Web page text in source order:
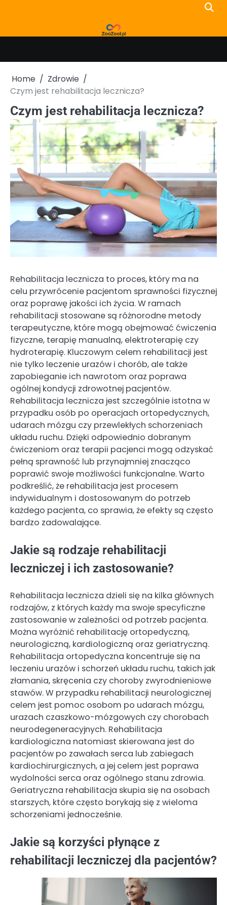
Home
Zdrowie
Czym jest rehabilitacja lecznicza?
Czym jest rehabilitacja lecznicza?
Rehabilitacja lecznicza to proces, który ma na
celu przywrócenie pacjentom sprawności fizycznej
oraz poprawę jakości ich życia. W ramach
rehabilitacji stosowane są różnorodne metody
terapeutyczne, które mogą obejmować ćwiczenia
fizyczne, terapię manualną, elektroterapię czy
hydroterapię. Kluczowym celem rehabilitacji jest
nie tylko leczenie urazów i chorób, ale także
zapobieganie ich nawrotom oraz poprawa
ogólnej kondycji zdrowotnej pacjentów.
Rehabilitacja lecznicza jest szczególnie istotna w
przypadku osób po operacjach ortopedycznych,
udarach mózgu czy przewlekłych schorzeniach
układu ruchu. Dzięki odpowiednio dobranym
ćwiczeniom oraz terapii pacjenci mogą odzyskać
pełną sprawność lub przynajmniej znacząco
poprawić swoje możliwości funkcjonalne. Warto
podkreślić, że rehabilitacja jest procesem
indywidualnym i dostosowanym do potrzeb
każdego pacjenta, co sprawia, że efekty są często
bardzo zadowalające.
Jakie są rodzaje rehabilitacji
leczniczej i ich zastosowanie?
Rehabilitacja lecznicza dzieli się na kilka głównych
rodzajów, z których każdy ma swoje specyficzne
zastosowanie w zależności od potrzeb pacjenta.
Można wyróżnić rehabilitację ortopedyczną,
neurologiczną, kardiologiczną oraz geriatryczną.
Rehabilitacja ortopedyczna koncentruje się na
leczeniu urazów i schorzeń układu ruchu, takich jak
złamania, skręcenia czy choroby zwyrodnieniowe
stawów. W przypadku rehabilitacji neurologicznej
celem jest pomoc osobom po udarach mózgu,
urazach czaszkowo-mózgowych czy chorobach
neurodegeneracyjnych. Rehabilitacja
kardiologiczna natomiast skierowana jest do
pacjentów po zawałach serca lub zabiegach
kardiochirurgicznych, a jej celem jest poprawa
wydolności serca oraz ogólnego stanu zdrowia.
Geriatryczna rehabilitacja skupia się na osobach
starszych, które często borykają się z wieloma
schorzeniami jednocześnie.
Jakie są korzyści płynące z
rehabilitacji leczniczej dla pacjentów?